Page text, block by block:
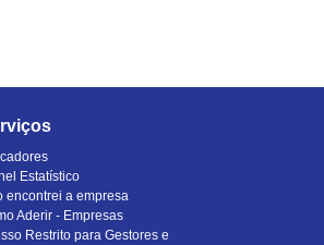
Estatístico
encontrei a empresa
Aderir - Empresas
Restrito para Gestores e